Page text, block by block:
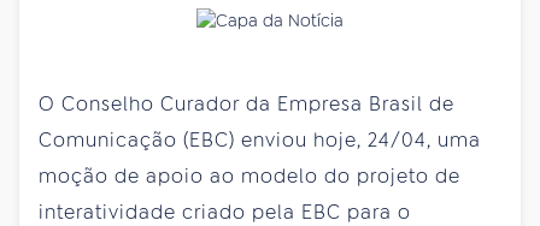
O Conselho Curador da Empresa Brasil de
Comunicação (EBC) enviou hoje, 24/04, uma
moção de apoio ao modelo do projeto de
interatividade criado pela EBC para o